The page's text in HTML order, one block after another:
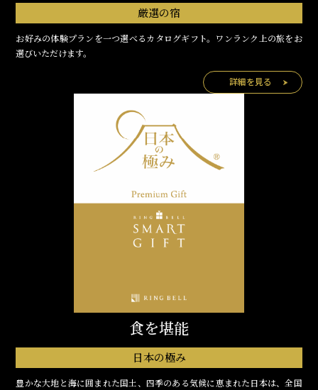
厳選の宿
お好みの体験プランを一つ選べるカタログギフト。ワンランク上の旅をお
選びいただけます。
詳細を見る
食を堪能
日本の極み
豊かな大地と海に囲まれた国土、四季のある気候に恵まれた日本は、全国